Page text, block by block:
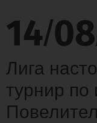
14/08
Лига
турнир по